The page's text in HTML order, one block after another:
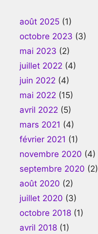
août 2025 (1)
octobre 2023 (3)
mai 2023 (2)
juillet 2022 (4)
juin 2022 (4)
mai 2022 (15)
avril 2022 (5)
mars 2021 (4)
février 2021 (1)
novembre 2020 (4)
septembre 2020 (2)
août 2020 (2)
juillet 2020 (3)
octobre 2018 (1)
avril 2018 (1)